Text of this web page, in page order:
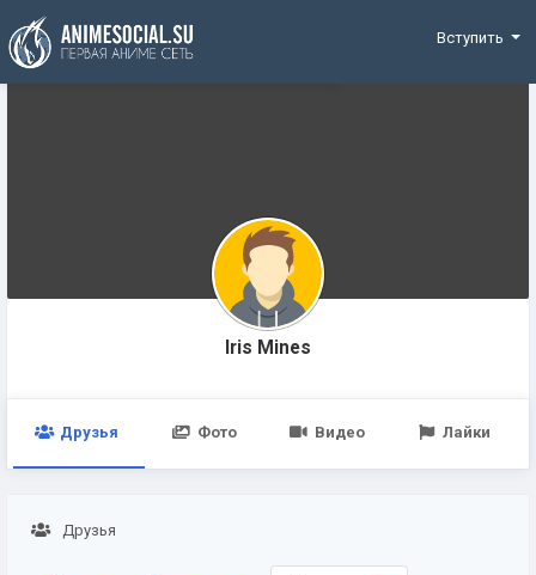
Funding
Вступить
Iris Mines
Друзья Фото Видео Лайки
Друзья